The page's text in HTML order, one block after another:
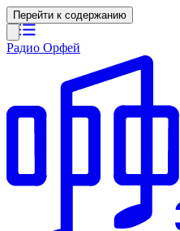
Перейти к содержанию
Радио Орфей